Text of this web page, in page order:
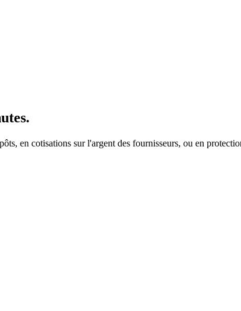
en cotisations sur l'argent des fournisseurs, ou en